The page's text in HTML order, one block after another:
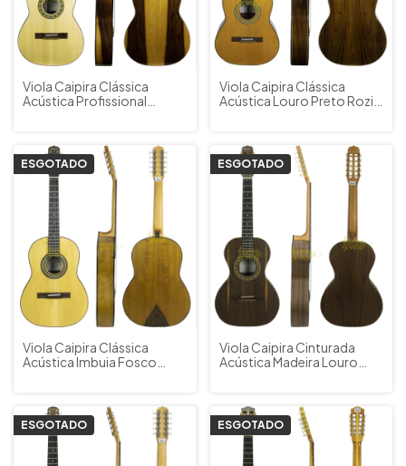
Viola Caipira Clássica
Acústica Profissional
Acessórios
Viola Caipira Clássica
Acústica Louro Preto Rozini
Acessórios
ESGOTADO
Viola Caipira Clássica
Acústica Imbuia Fosco
ESGOTADO
Viola Caipira Cinturada
Acústica Madeira Louro
Cód. 86 c/ Capa
ESGOTADO ESGOTADO